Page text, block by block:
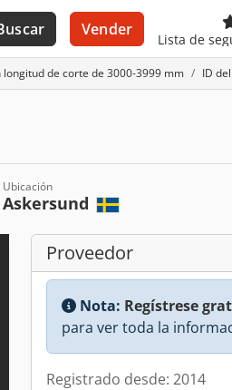
Vender
Lista de
de corte de 3000-3999 mm ID
Ubicación
Askersund
Proveedor
Nota: Regístrese
para ver toda la
Registrado desde: 2014